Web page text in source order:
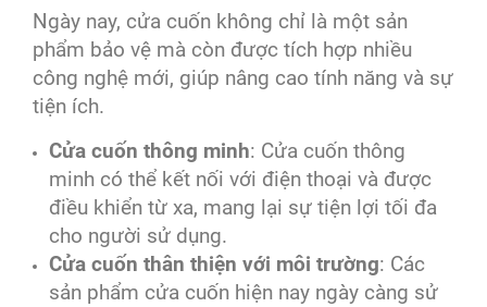
Ngày nay, cửa cuốn không chỉ là một sản
phẩm bảo vệ mà còn được tích hợp nhiều
công nghệ mới, giúp nâng cao tính năng và sự
tiện ích.
Cửa cuốn thông minh: Cửa cuốn thông
minh có thể kết nối với điện thoại và được
điều khiển từ xa, mang lại sự tiện lợi tối đa
cho người sử dụng.
Cửa cuốn thân thiện với môi trường: Các
sản phẩm cửa cuốn hiện nay ngày càng sử